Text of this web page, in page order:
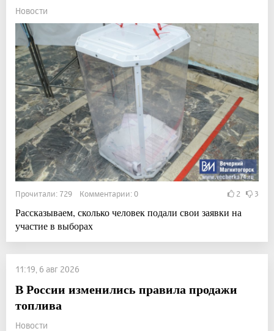
Новости
Прочитали: 729 Комментарии: 0 2 3
Рассказываем, сколько человек подали свои заявки на
участие в выборах
11:19, 6 авг 2026
В России изменились правила продажи
топлива
Новости